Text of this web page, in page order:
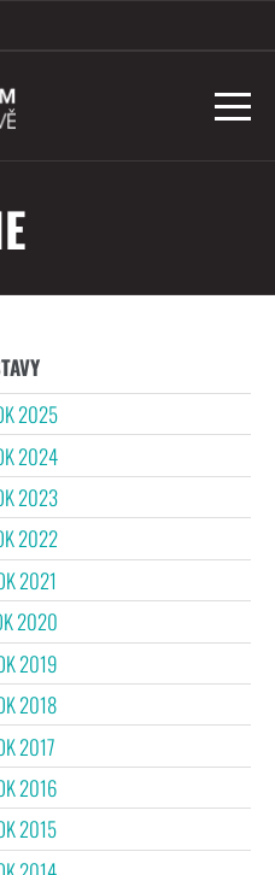
2025
2024
2023
2022
2021
2020
2019
2018
2017
2016
2015